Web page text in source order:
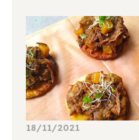
18/11/2021